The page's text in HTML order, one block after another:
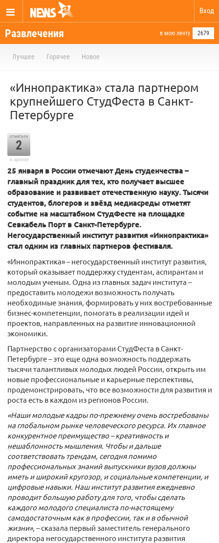
Вход
Развлечения в мою ленту 2679
Лучшее Горячее Новое
«Иннопрактика» стала партнером
крупнейшего СтудФеста в Санкт-
Петербурге
отметили
2
в архиве
25 января в России отмечают День студенчества –
главный праздник для тех, кто получает высшее
образование и развивает отечественную науку. Тысячи
студентов, блогеров и звёзд медиасреды отметят
событие на масштабном СтудФесте на площадке
Севкабель Порт в Санкт-Петербурге.
Негосударственный институт развития «Иннопрактика»
стал одним из главных партнеров фестиваля.
«Иннопрактика» – негосударственный институт развития,
который оказывает поддержку студентам, аспирантам и
молодым ученым. Одна из главных задач института –
предоставить молодежи возможность получать
необходимые знания, формировать у них востребованные
бизнес-компетенции, помогать в реализации идей и
проектов, направленных на развитие инновационной
экономики.
Партнерство с организаторами СтудФеста в Санкт-
Петербурге – это еще одна возможность поддержать
тысячи талантливых молодых людей России, открыть им
новые профессиональные и карьерные перспективы,
продемонстрировать, что все возможности для развития и
роста есть в каждом из регионов России.
«Наши молодые кадры по-прежнему очень востребованы
на глобальном рынке человеческого ресурса. Их главное
конкурентное преимущество – креативность и
нешаблонность мышления. Чтобы и дальше
соответствовать трендам, сегодня помимо
профессиональных знаний выпускники вузов должны
иметь и широкий кругозор, и социальные компетенции, и
цифровые навыки. Наш институт развития ежедневно
проводит большую работу для того, чтобы сделать
каждого молодого специалиста по-настоящему
самодостаточным как в профессии, так и в обычной
жизни», – сказала первый заместитель генерального
директора негосударственного института развития